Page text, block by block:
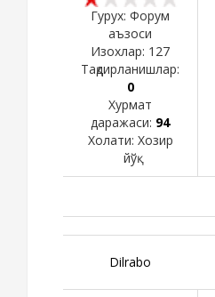
Гурух: Форум
аъзоси
Изохлар: 127
Тақдирланишлар:
0
Хурмат
даражаси: 94
Холати: Хозир
йўқ
Dilrabo